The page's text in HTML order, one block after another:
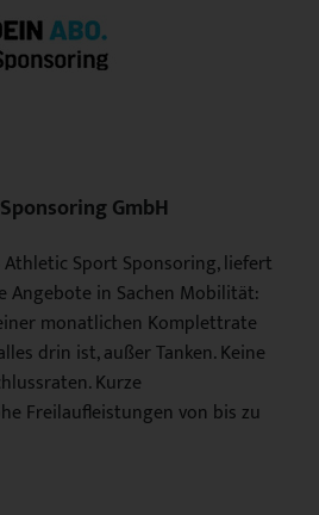
GmbH
Athletic Sport Sponsoring, liefert
Angebote in Sachen Mobilität:
monatlichen Komplettrate
drin ist, außer Tanken. Keine
Kurze
Freilaufleistungen von bis zu